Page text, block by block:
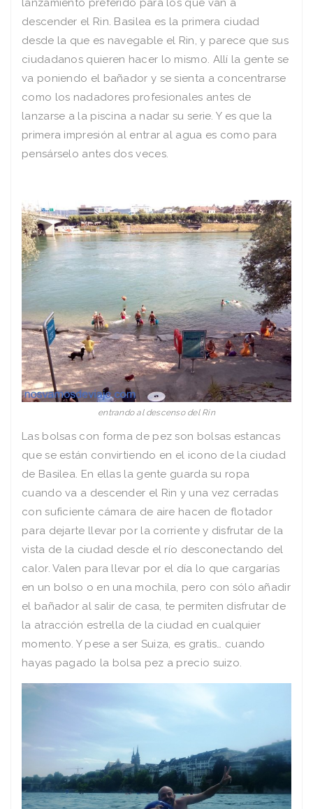
lanzamiento preferido para los que van a
descender el Rin. Basilea es la primera ciudad
desde la que es navegable el Rin, y parece que sus
ciudadanos quieren hacer lo mismo. Allí la gente se
va poniendo el bañador y se sienta a concentrarse
como los nadadores profesionales antes de
lanzarse a la piscina a nadar su serie. Y es que la
primera impresión al entrar al agua es como para
pensárselo antes dos veces.
entrando al descenso del Rin
Las bolsas con forma de pez son bolsas estancas
que se están convirtiendo en el icono de la ciudad
de Basilea. En ellas la gente guarda su ropa
cuando va a descender el Rin y una vez cerradas
con suficiente cámara de aire hacen de flotador
para dejarte llevar por la corriente y disfrutar de la
vista de la ciudad desde el río desconectando del
calor. Valen para llevar por el día lo que cargarías
en un bolso o en una mochila, pero con sólo añadir
el bañador al salir de casa, te permiten disfrutar de
la atracción estrella de la ciudad en cualquier
momento. Y pese a ser Suiza, es gratis… cuando
hayas pagado la bolsa pez a precio suizo.